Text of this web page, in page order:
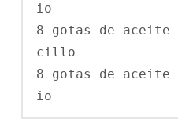
io
8 gotas de aceite
cillo
8 gotas de aceite
io